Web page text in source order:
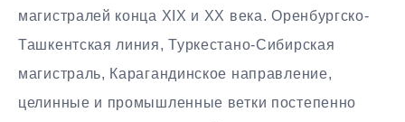
магистралей конца XIX и XX века. Оренбургско-
Ташкентская линия, Туркестано-Сибирская
магистраль, Карагандинское направление,
целинные и промышленные ветки постепенно